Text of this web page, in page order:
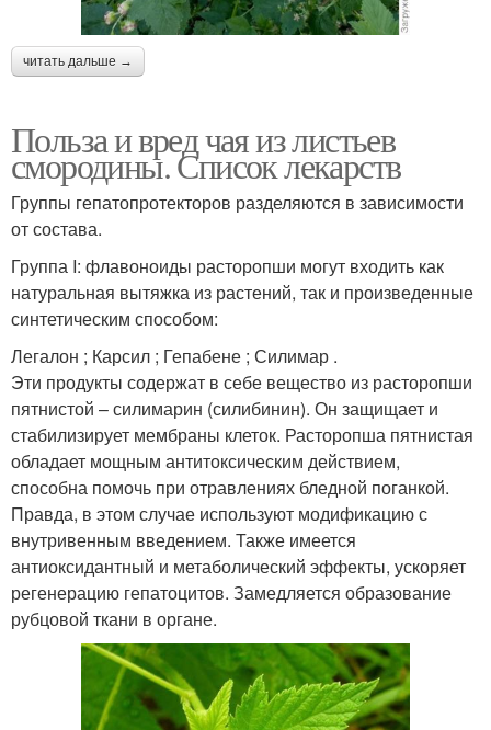
читать дальше →
Польза и вред чая из листьев
смородины. Список лекарств
Группы гепатопротекторов разделяются в зависимости
от состава.
Группа I: флавоноиды расторопши могут входить как
натуральная вытяжка из растений, так и произведенные
синтетическим способом:
Легалон ; Карсил ; Гепабене ; Силимар .
Эти продукты содержат в себе вещество из расторопши
пятнистой – силимарин (силибинин). Он защищает и
стабилизирует мембраны клеток. Расторопша пятнистая
обладает мощным антитоксическим действием,
способна помочь при отравлениях бледной поганкой.
Правда, в этом случае используют модификацию с
внутривенным введением. Также имеется
антиоксидантный и метаболический эффекты, ускоряет
регенерацию гепатоцитов. Замедляется образование
рубцовой ткани в органе.